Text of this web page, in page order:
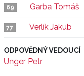
69 Garba Tomáš
77 Verlík Jakub
ODPOVĚDNÝ VEDOUCÍ
Unger Petr